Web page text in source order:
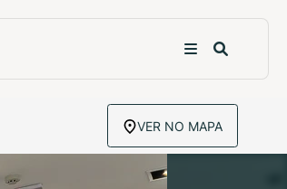
VER NO MAPA